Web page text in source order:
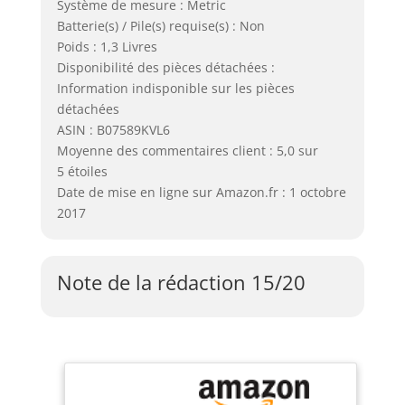
Système de mesure : Metric
Batterie(s) / Pile(s) requise(s) : Non
Poids : 1,3 Livres
Disponibilité des pièces détachées :
Information indisponible sur les pièces
détachées
ASIN : B07589KVL6
Moyenne des commentaires client : 5,0 sur
5 étoiles
Date de mise en ligne sur Amazon.fr : 1 octobre
2017
Note de la rédaction 15/20